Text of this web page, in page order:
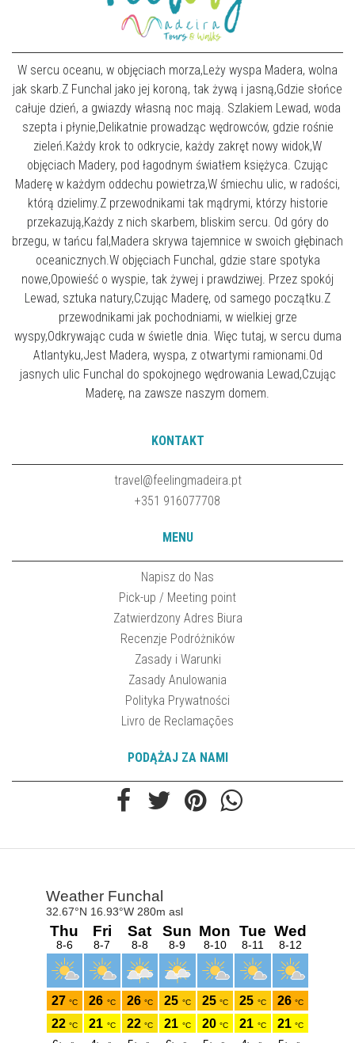
W sercu oceanu, w objęciach morza,Leży wyspa Madera, wolna
jak skarb.Z Funchal jako jej koroną, tak żywą i jasną,Gdzie słońce
całuje dzień, a gwiazdy własną noc mają. Szlakiem Lewad, woda
szepta i płynie,Delikatnie prowadząc wędrowców, gdzie rośnie
zieleń.Każdy krok to odkrycie, każdy zakręt nowy widok,W
objęciach Madery, pod łagodnym światłem księżyca. Czując
Maderę w każdym oddechu powietrza,W śmiechu ulic, w radości,
którą dzielimy.Z przewodnikami tak mądrymi, którzy historie
przekazują,Każdy z nich skarbem, bliskim sercu. Od góry do
brzegu, w tańcu fal,Madera skrywa tajemnice w swoich głębinach
oceanicznych.W objęciach Funchal, gdzie stare spotyka
nowe,Opowieść o wyspie, tak żywej i prawdziwej. Przez spokój
Lewad, sztuka natury,Czując Maderę, od samego początku.Z
przewodnikami jak pochodniami, w wielkiej grze
wyspy,Odkrywając cuda w świetle dnia. Więc tutaj, w sercu duma
Atlantyku,Jest Madera, wyspa, z otwartymi ramionami.Od
jasnych ulic Funchal do spokojnego wędrowania Lewad,Czując
Maderę, na zawsze naszym domem.
KONTAKT
travel@feelingmadeira.pt
+351 916077708
MENU
Napisz do Nas
Pick-up / Meeting point
Zatwierdzony Adres Biura
Recenzje Podróżników
Zasady i Warunki
Zasady Anulowania
Polityka Prywatności
Livro de Reclamações
PODĄŻAJ ZA NAMI